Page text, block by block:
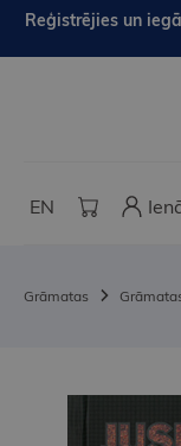
Reģistrējies un
EN
Grāmatas